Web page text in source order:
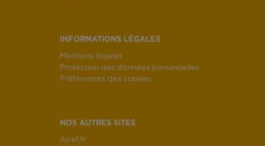
INFORMATIONS LÉGALES
Mentions légales
Protection des données personnelles
Préférences des cookies
NOS AUTRES SITES
Apef.fr